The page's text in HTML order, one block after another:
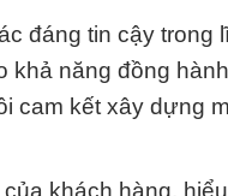
đáng tin cậy trong
năng đồng
cam kết xây dựng
khách hàng,